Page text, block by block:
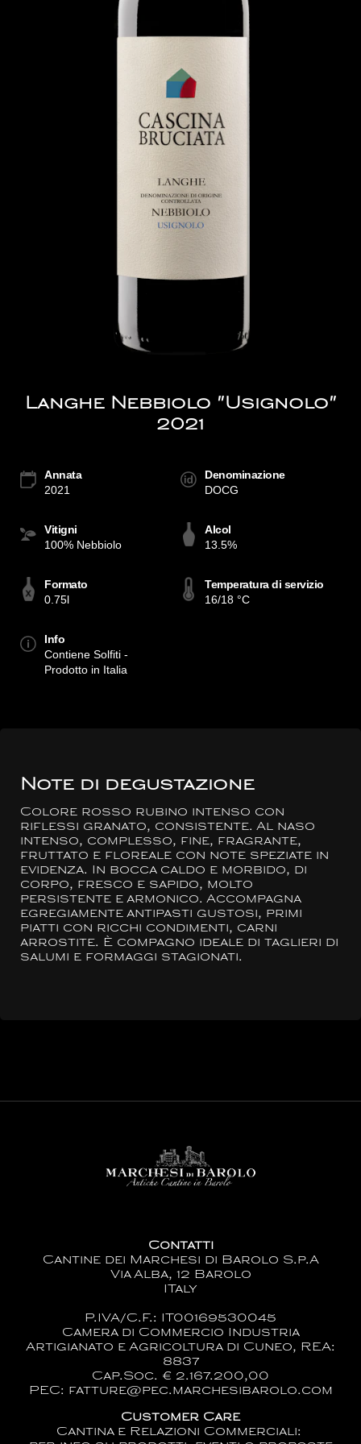
Langhe Nebbiolo "Usignolo"
2021
Annata
2021
Denominazione
DOCG
Vitigni
100% Nebbiolo
Alcol
13.5%
Formato
0.75l
Temperatura di servizio
16/18 °C
Info
Contiene Solfiti -
Prodotto in Italia
Note di degustazione
Colore rosso rubino intenso con
riflessi granato, consistente. Al naso
intenso, complesso, fine, fragrante,
fruttato e floreale con note speziate in
evidenza. In bocca caldo e morbido, di
corpo, fresco e sapido, molto
persistente e armonico. Accompagna
egregiamente antipasti gustosi, primi
piatti con ricchi condimenti, carni
arrostite. È compagno ideale di taglieri di
salumi e formaggi stagionati.
Contatti
Cantine dei Marchesi di Barolo S.p.A
Via Alba, 12 Barolo
ITaly
P.IVA/C.F.: IT00169530045
Camera di Commercio Industria
Artigianato e Agricoltura di Cuneo, REA:
8837
Cap.Soc. € 2.167.200,00
PEC: fatture@pec.marchesibarolo.com
Customer Care
Cantina e Relazioni Commerciali: